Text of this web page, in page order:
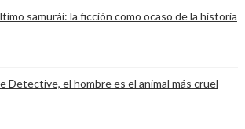
samurái: la ficción como ocaso de la historia
Detective, el hombre es el animal más cruel